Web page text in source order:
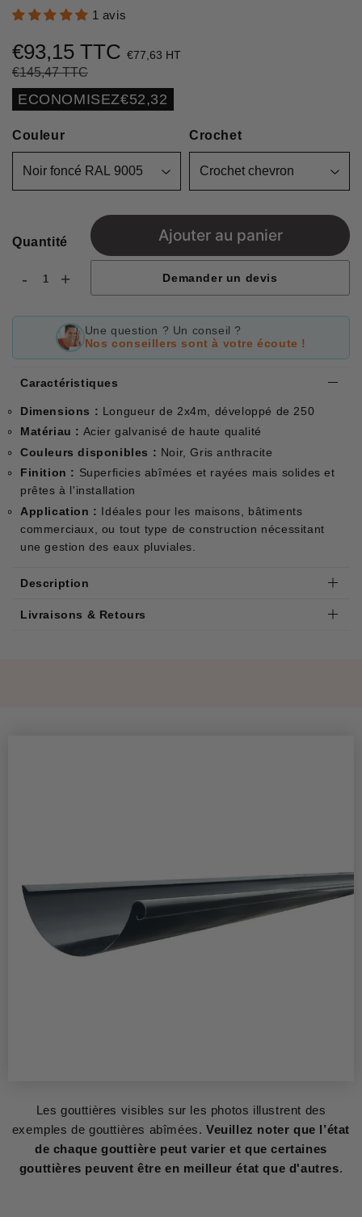
1 avis
€93,15 TTC €77,63 HT
€145,47 TTC
régulier
réduit
Unit
price
ECONOMISEZ€52,32
Couleur Crochet
Quantité
- +
Ajouter au panier
Demander un devis
Une question ? Un conseil ?
Nos conseillers sont à votre écoute !
Caractéristiques
Dimensions : Longueur de 2x4m, développé de 250
Matériau : Acier galvanisé de haute qualité
Couleurs disponibles : Noir, Gris anthracite
Finition : Superficies abîmées et rayées mais solides et
prêtes à l'installation
Application : Idéales pour les maisons, bâtiments
commerciaux, ou tout type de construction nécessitant
une gestion des eaux pluviales.
Description
Livraisons & Retours
Les gouttières visibles sur les photos illustrent des
exemples de gouttières abîmées.Veuillez noter que l’état
de chaque gouttière peut varier et que certaines
gouttières peuvent être en meilleur état que d'autres.